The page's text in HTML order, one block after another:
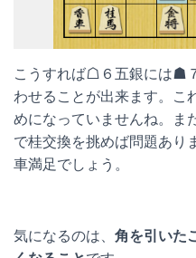
こうすれば☖６五銀には☗
わせることが出来ます。こ
めになっていませんね。
で桂交換を挑めば問題あり
車満足でしょう。
気になるのは、 角を引いた